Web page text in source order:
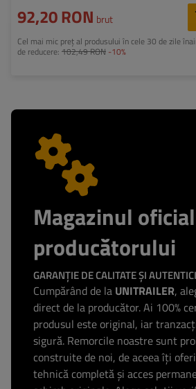
92,20 RON brut
Cel mai mic preț al produsului în cele 30 de zile
de reducere: 102,49 RON -10%
Magazinul
producătorului
GARANȚIE DE CALITATE ȘI
Cumpărând de la UNITRAILER,
direct de la producător. Ai 100%
produsul este original, iar
sigură. Remorcile noastre sunt
construite de noi, de aceea îți
tehnică completă și acces